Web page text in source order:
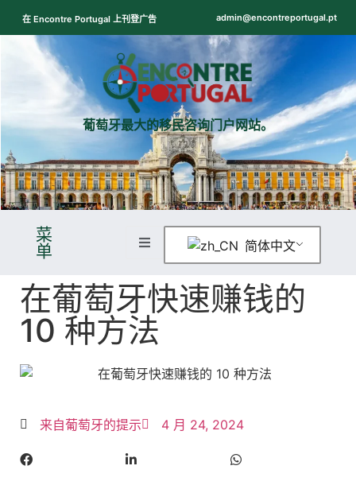
在 Encontre Portugal 上刊登广告 admin@encontreportugal.pt
葡萄牙最大的移民咨询门户网站。
菜
单
简体中文
在葡萄牙快速赚钱的
10 种方法
来自葡萄牙的提示 4 月 24, 2024